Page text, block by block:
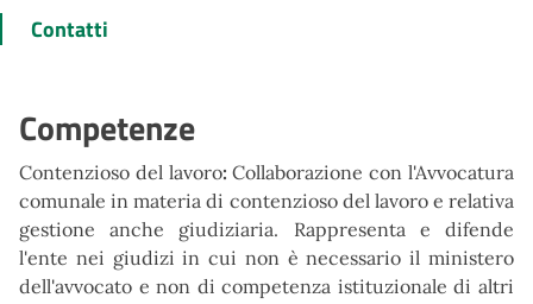
Contatti
Competenze
Contenzioso del lavoro:Collaborazione con l'Avvocatura
comunale in materia di contenzioso del lavoro e relativa
gestione anche giudiziaria. Rappresenta e difende
l'ente nei giudizi in cui non è necessario il ministero
dell'avvocato e non di competenza istituzionale di altri